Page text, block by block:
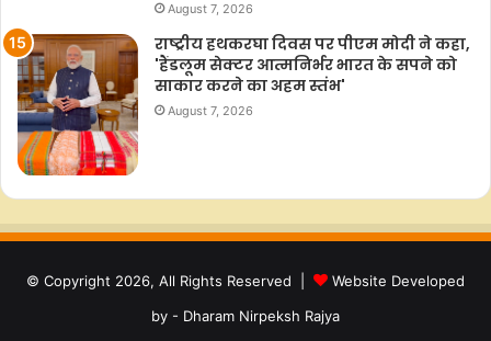
August 7, 2026
राष्ट्रीय हथकरघा दिवस पर पीएम मोदी ने कहा,
'हैंडलूम सेक्टर आत्मनिर्भर भारत के सपने को
साकार करने का अहम स्तंभ'
August 7, 2026
© Copyright 2026, All Rights Reserved |
Website Developed
by - Dharam Nirpeksh Rajya